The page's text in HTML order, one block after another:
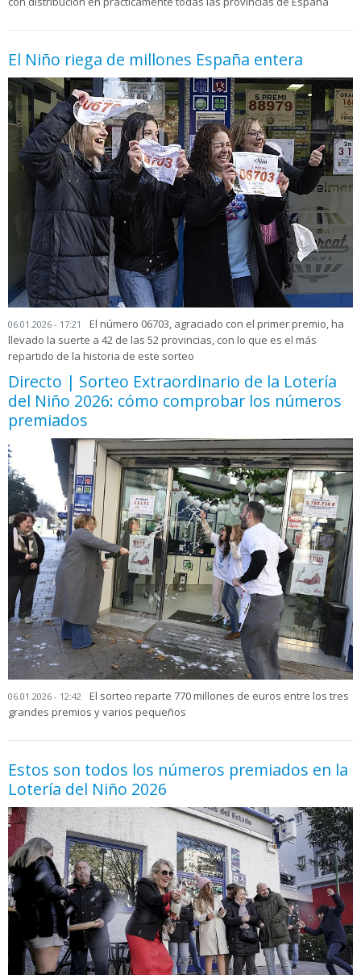
El Niño riega de millones España entera
06.01.2026 - 17:21
El número 06703, agraciado con el primer premio, ha
llevado la suerte a 42 de las 52 provincias, con lo que es el más
repartido de la historia de este sorteo
Directo | Sorteo Extraordinario de la Lotería
del Niño 2026: cómo comprobar los números
premiados
06.01.2026 - 12:42
El sorteo reparte 770 millones de euros entre los tres
grandes premios y varios pequeños
Estos son todos los números premiados en la
Lotería del Niño 2026